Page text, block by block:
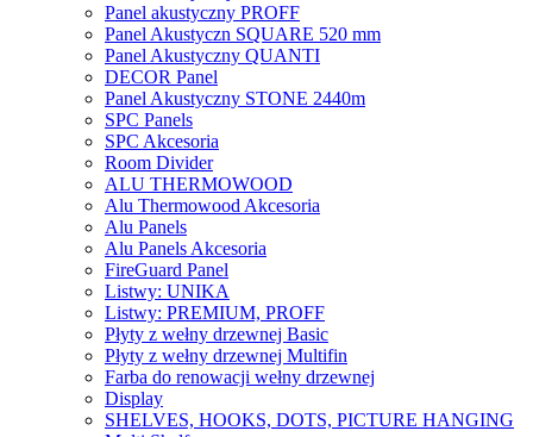
Panel akustyczny PROFF
Panel Akustyczn SQUARE 520 mm
Panel Akustyczny QUANTI
DECOR Panel
Panel Akustyczny STONE 2440m
SPC Panels
SPC Akcesoria
Room Divider
ALU THERMOWOOD
Alu Thermowood Akcesoria
Alu Panels
Alu Panels Akcesoria
FireGuard Panel
Listwy: UNIKA
Listwy: PREMIUM, PROFF
Płyty z wełny drzewnej Basic
Płyty z wełny drzewnej Multifin
Farba do renowacji wełny drzewnej
Display
SHELVES, HOOKS, DOTS, PICTURE HANGING